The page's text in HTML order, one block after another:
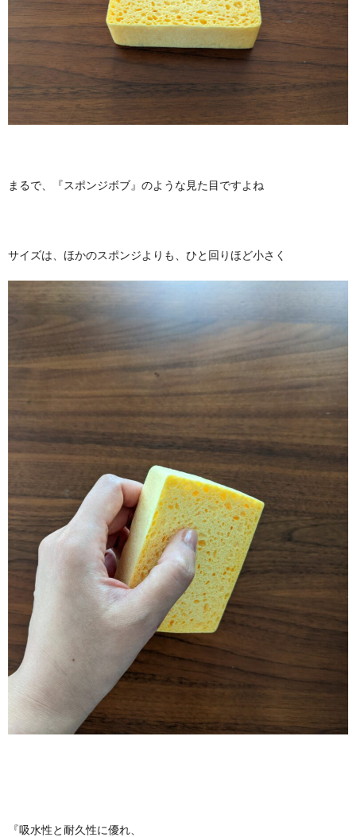
まるで、『スポンジボブ』のような見た目ですよね
サイズは、ほかのスポンジよりも、ひと回りほど小さく
『吸水性と耐久性に優れ、